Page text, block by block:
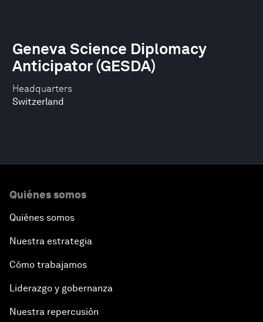
Headquarters
Switzerland
Geneva Science Diplomacy
Anticipator (GESDA)
Quiénes somos
Quiénes somos
Nuestra estrategia
Cómo trabajamos
Liderazgo y gobernanza
Nuestra repercusión